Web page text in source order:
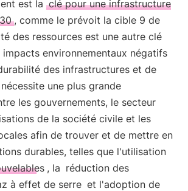
est la clé pour une infrastructure
, comme le prévoit la cible 9 de
des ressources est une autre clé
environnementaux négatifs
des infrastructures et de
une plus grande
les gouvernements, le secteur
de la société civile et les
afin de trouver et de mettre en
durables, telles que l'utilisation
, la réduction des
à effet de serre et l'adoption de